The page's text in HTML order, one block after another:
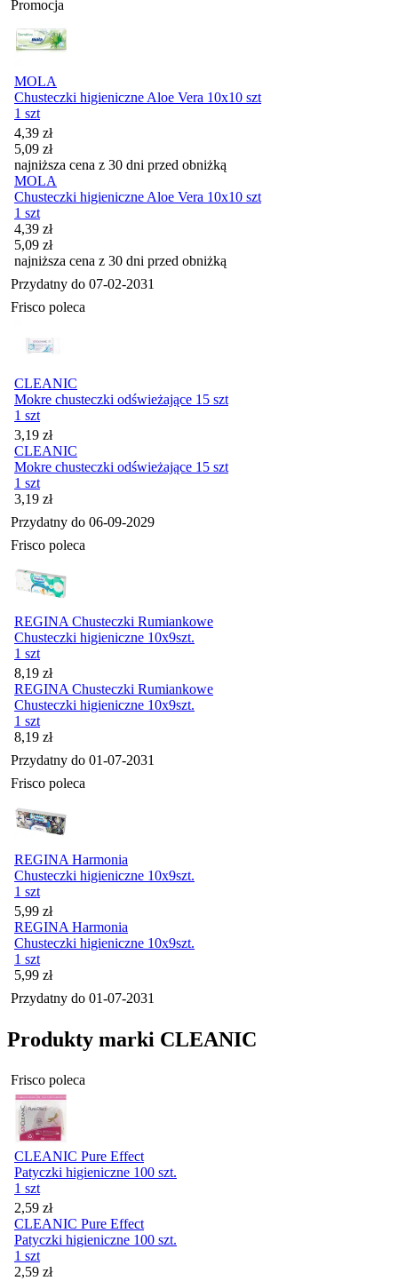
Promocja
MOLA
Chusteczki higieniczne Aloe Vera 10x10 szt
1 szt
Cena promocyjna
4,39 zł
5,09 zł
najniższa cena z 30 dni przed obniżką
MOLA
Chusteczki higieniczne Aloe Vera 10x10 szt
1 szt
Cena promocyjna
4,39 zł
5,09 zł
najniższa cena z 30 dni przed obniżką
Przydatny do 07-02-2031
Frisco poleca
CLEANIC
Mokre chusteczki odświeżające 15 szt
1 szt
Cena
3,19 zł
CLEANIC
Mokre chusteczki odświeżające 15 szt
1 szt
Cena
3,19 zł
Przydatny do 06-09-2029
Frisco poleca
REGINA Chusteczki Rumiankowe
Chusteczki higieniczne 10x9szt.
1 szt
Cena
8,19 zł
REGINA Chusteczki Rumiankowe
Chusteczki higieniczne 10x9szt.
1 szt
Cena
8,19 zł
Przydatny do 01-07-2031
Frisco poleca
REGINA Harmonia
Chusteczki higieniczne 10x9szt.
1 szt
Cena
5,99 zł
REGINA Harmonia
Chusteczki higieniczne 10x9szt.
1 szt
Cena
5,99 zł
Przydatny do 01-07-2031
Produkty marki CLEANIC
Frisco poleca
CLEANIC Pure Effect
Patyczki higieniczne 100 szt.
1 szt
Cena
2,59 zł
CLEANIC Pure Effect
Patyczki higieniczne 100 szt.
1 szt
Cena
2,59 zł